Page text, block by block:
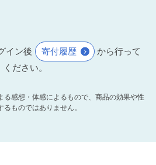
イン後 寄付履歴
から行って
ください。
感想・体感によるもので、商品の効果や性
るものではありません。